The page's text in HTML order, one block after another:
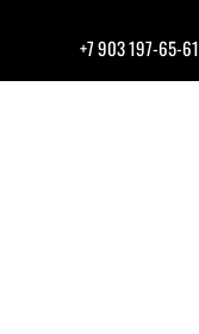
+7 903 197-65-61